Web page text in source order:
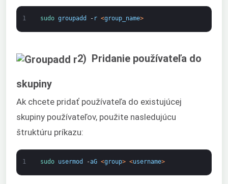
1 sudo groupadd - r <group_name>
2) Pridanie používateľa do
skupiny
Ak chcete pridať používateľa do existujúcej
skupiny používateľov, použite nasledujúcu
štruktúru príkazu:
1 sudo usermod -aG <group> <username>